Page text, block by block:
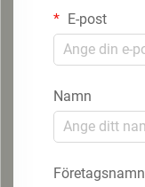
E-post
Namn
Företagsnamn